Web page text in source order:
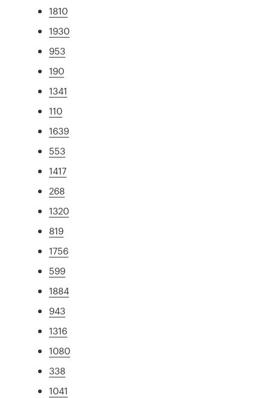
1810
1930
953
190
1341
110
1639
553
1417
268
1320
819
1756
599
1884
943
1316
1080
338
1041